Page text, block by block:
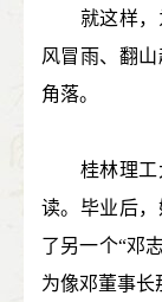
就这样，为
风冒雨、翻
角落。
桂林理工大
读。毕业后
了另一个“邓
为像邓董事长